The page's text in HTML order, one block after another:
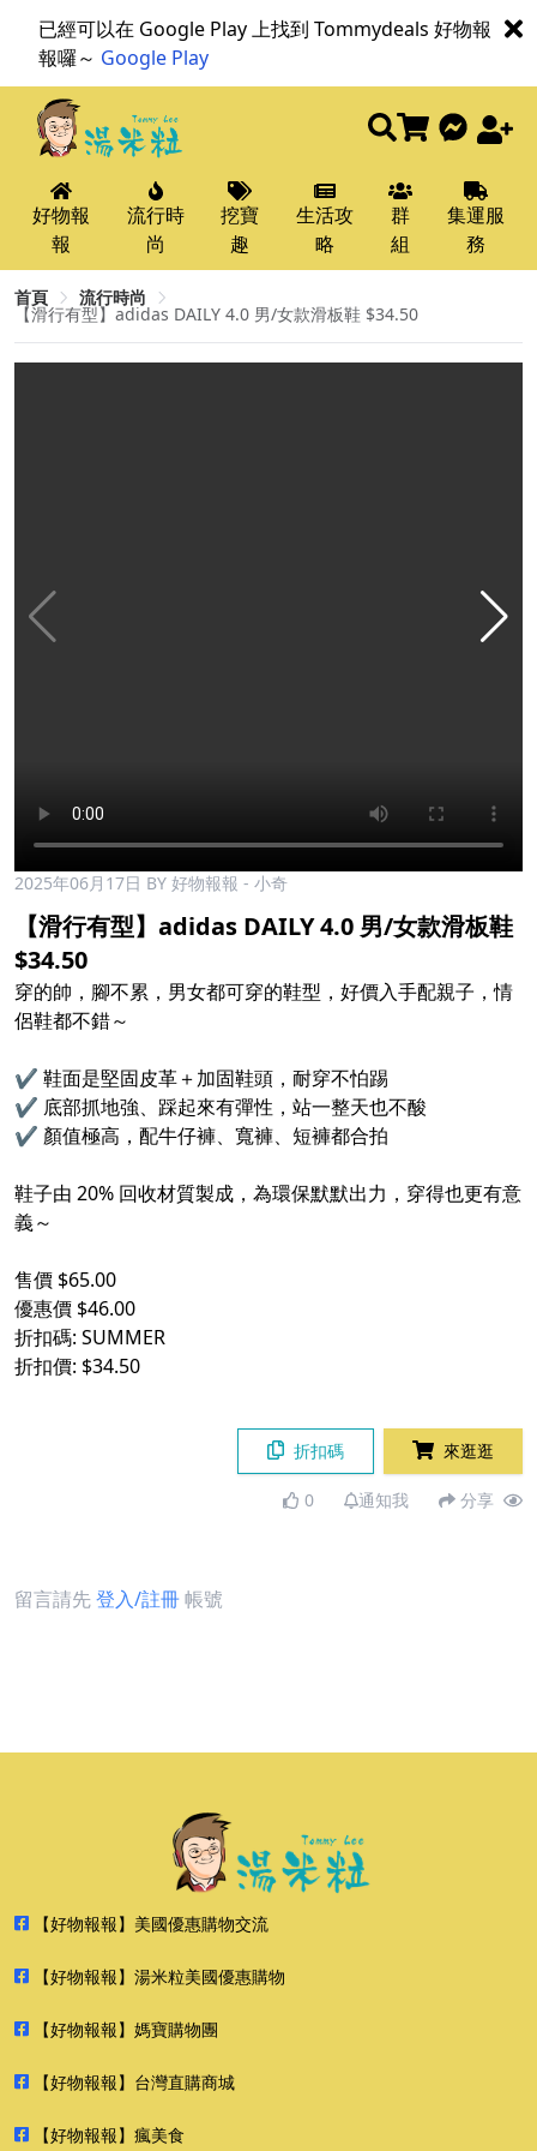
已經可以在 Google Play 上找到 Tommydeals 好物報
報囉～ Google Play
好物報
報
流行時
尚
挖寶
趣
生活攻
略
群
組
集運服
務
首頁 流行時尚
【滑行有型】adidas DAILY 4.0 男/女款滑板鞋 $34.50
2025年06月17日 BY 好物報報 - 小奇
【滑行有型】adidas DAILY 4.0 男/女款滑板鞋
$34.50
穿的帥，腳不累，男女都可穿的鞋型，好價入手配親子，情
侶鞋都不錯～
✔️ 鞋面是堅固皮革＋加固鞋頭，耐穿不怕踢
✔️ 底部抓地強、踩起來有彈性，站一整天也不酸
✔️ 顏值極高，配牛仔褲、寬褲、短褲都合拍
鞋子由 20% 回收材質製成，為環保默默出力，穿得也更有意
義～
售價 $65.00
優惠價 $46.00
折扣碼: SUMMER
折扣價: $34.50
折扣碼 來逛逛
0 通知我 分享
留言請先登入/註冊帳號
【好物報報】美國優惠購物交流
【好物報報】湯米粒美國優惠購物
【好物報報】媽寶購物團
【好物報報】台灣直購商城
【好物報報】瘋美食